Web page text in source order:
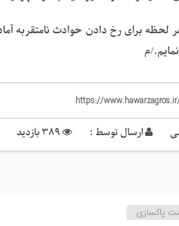
لحظه برای رخ دادن حوادث نامتقربه
م
https://
ارسال توسط :
پاکسازی